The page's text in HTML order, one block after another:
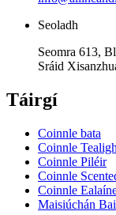
Seoladh
Seomra 613,
Sráid
Táirgí
Coinnle bata
Coinnle
Coinnle Piléir
Coinnle
Coinnle
Maisiúchán